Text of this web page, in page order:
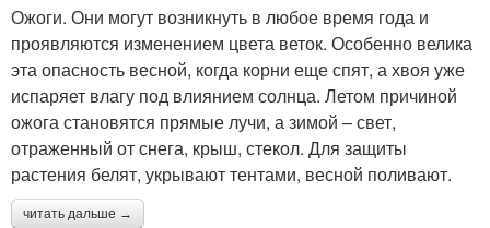
Ожоги. Они могут возникнуть в любое время года и
проявляются изменением цвета веток. Особенно велика
эта опасность весной, когда корни еще спят, а хвоя уже
испаряет влагу под влиянием солнца. Летом причиной
ожога становятся прямые лучи, а зимой – свет,
отраженный от снега, крыш, стекол. Для защиты
растения белят, укрывают тентами, весной поливают.
читать дальше →